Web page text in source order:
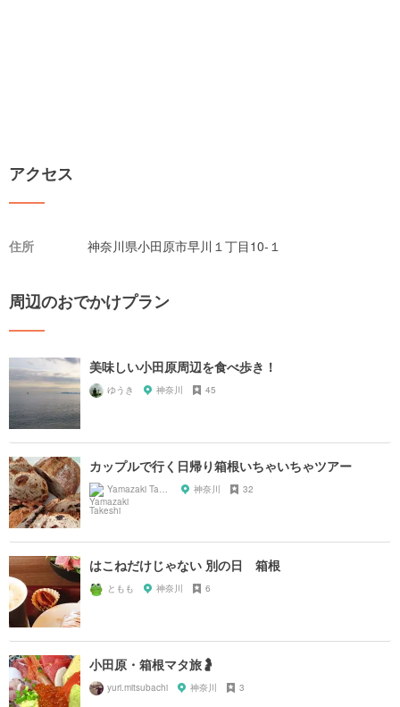
アクセス
住所 神奈川県小田原市早川１丁目10-１
周辺のおでかけプラン
美味しい小田原周辺を食べ歩き！
ゆうき 神奈川 45
カップルで行く日帰り箱根いちゃいちゃツアー
神奈川 32
はこねだけじゃない 別の日 箱根
ともも 神奈川 6
小田原・箱根マタ旅🤰
yuri.mitsubachi 神奈川 3